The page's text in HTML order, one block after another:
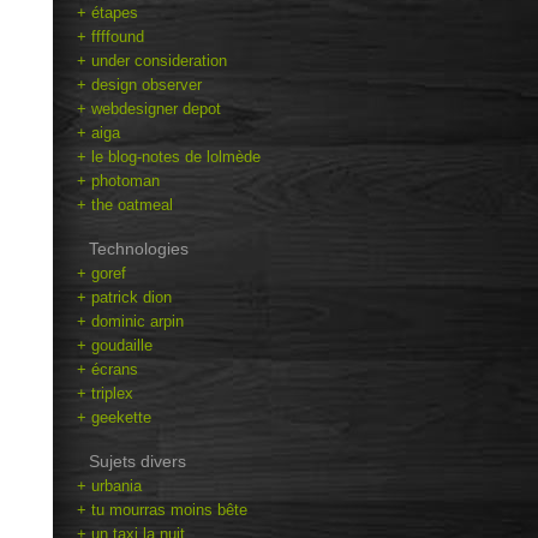
+ étapes
+ ffffound
+ under consideration
+ design observer
+ webdesigner depot
+ aiga
+ le blog-notes de lolmède
+ photoman
+ the oatmeal
Technologies
+ goref
+ patrick dion
+ dominic arpin
+ goudaille
+ écrans
+ triplex
+ geekette
Sujets divers
+ urbania
+ tu mourras moins bête
+ un taxi la nuit